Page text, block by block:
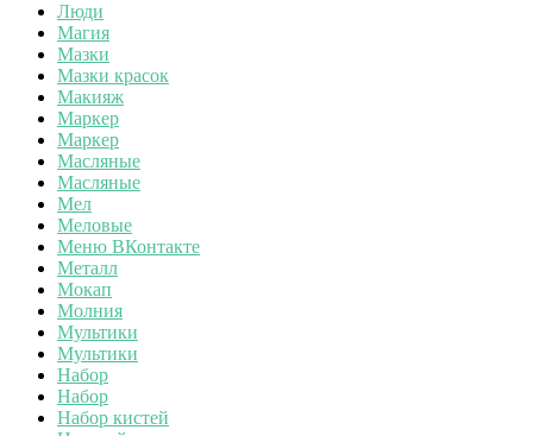
Люди
Магия
Мазки
Мазки красок
Макияж
Маркер
Маркер
Масляные
Масляные
Мел
Меловые
Меню ВКонтакте
Металл
Мокап
Молния
Мультики
Мультики
Набор
Набор
Набор кистей